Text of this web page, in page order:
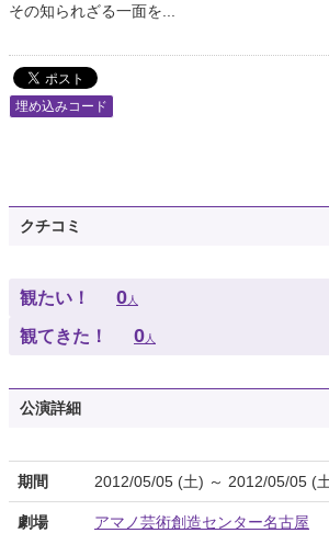
その知られざる一面を...
埋め込みコード
クチコミ
観たい！ 0人
観てきた！ 0人
公演詳細
期間 2012/05/05 (土) ～ 2012/05/05 (
劇場 アマノ芸術創造センター名古屋